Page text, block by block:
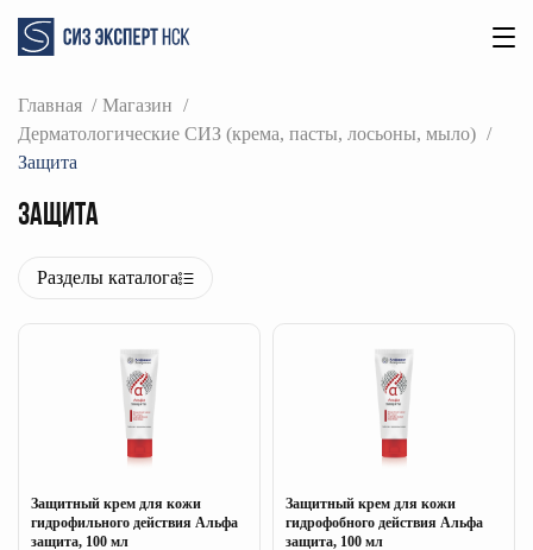
Главная
Магазин
Дерматологические СИЗ (крема, пасты, лосьоны, мыло)
Защита
Защита
Разделы каталога
Защитный крем для кожи
гидрофильного действия Альфа
защита, 100 мл
Защитный крем для кожи
гидрофобного действия Альфа
защита, 100 мл